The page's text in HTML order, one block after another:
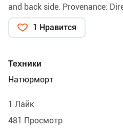
and back side. Provenance:
Oil Painting! This PAINTING IS
KIND. This is original hand
1 Нравится
Техники
Натюрморт
1 Лайк
481 Просмотр